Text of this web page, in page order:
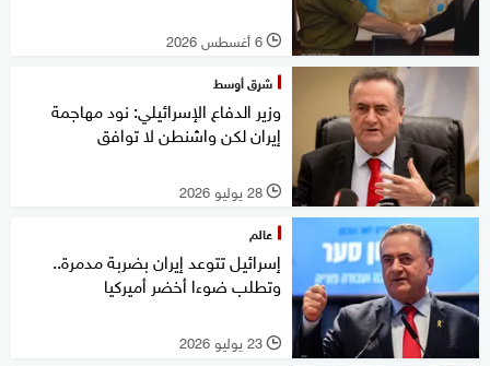
l 6 أغسطس 2026
شرق أوسط
وزير الدفاع الإسرائيلي: نود مهاجمة
إيران لكن واشنطن لا توافق
l 28 يوليو 2026
عالم
إسرائيل تتوعد إيران بضربة مدمرة..
وتطلب ضوءا أخضر أميركيا
l 23 يوليو 2026